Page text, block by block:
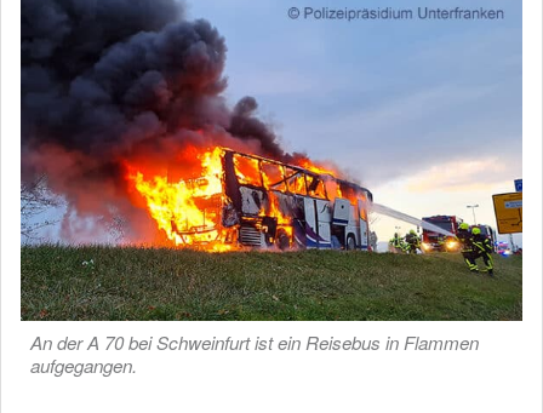
An der A 70 bei Schweinfurt ist ein Reisebus in Flammen
aufgegangen.